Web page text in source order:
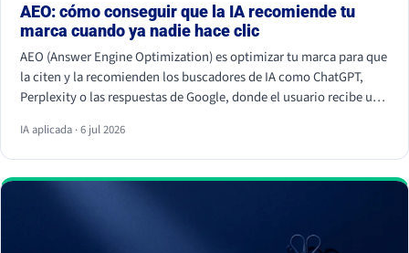
AEO: cómo conseguir que la IA recomiende tu
marca cuando ya nadie hace clic
AEO (Answer Engine Optimization) es optimizar tu marca para que
la citen y la recomienden los buscadores de IA como ChatGPT,
Perplexity o las respuestas de Google, donde el usuario recibe una
información citable, ganarte autoridad de terceros y demostrar
experiencia real. Empieza hoy, porque la IA ya decide a quién
nombrar y a quién ignorar.
IA aplicada · 6 jul 2026